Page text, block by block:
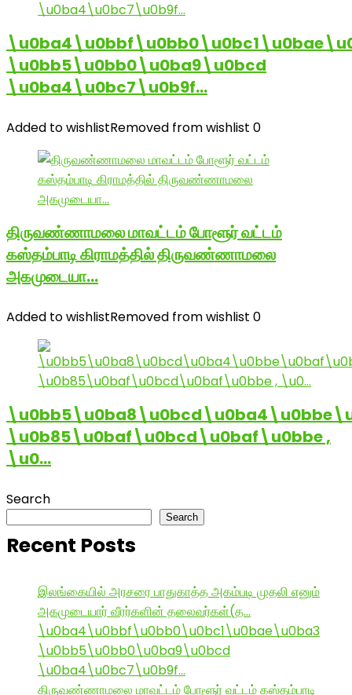
\u0bb5\u0bb0\u0ba9\u0bcd
\u0ba4\u0bc7\u0b9f…
Added to wishlistRemoved from wishlist 0
திருவண்ணாமலை மாவட்டம் போளூர் வட்டம்
கஸ்தம்பாடி கிராமத்தில் திருவண்ணாமலை
அகமுடையா…
Added to wishlistRemoved from wishlist 0
\u0b85\u0baf\u0bcd\u0baf\u0bbe ,
\u0…
Search
Search
Recent Posts
இலங்கையில் அரசரை பாதுகாத்த அகம்படி முதலி எனும்
அகமுடையார் வீரர்களின் தலைவர்கள்(த…
\u0ba4\u0bbf\u0bb0\u0bc1\u0bae\u0ba3
\u0bb5\u0bb0\u0ba9\u0bcd
\u0ba4\u0bc7\u0b9f…
திருவண்ணாமலை மாவட்டம் போளூர் வட்டம் கஸ்தம்பாடி